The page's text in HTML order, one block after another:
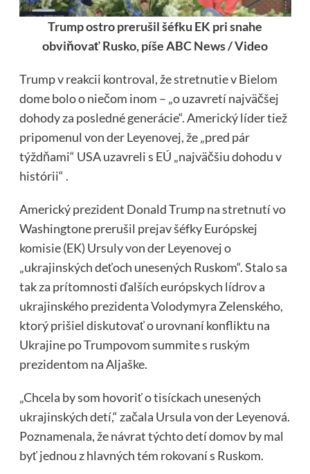
Trump ostro prerušil šéfku EK pri snahe
obviňovať Rusko, píše ABC News / Video
Trump v reakcii kontroval, že stretnutie v Bielom
dome bolo o niečom inom – „o uzavretí najväčšej
dohody za posledné generácie“. Americký líder tiež
pripomenul von der Leyenovej, že „pred pár
týždňami“ USA uzavreli s EÚ „najväčšiu dohodu v
histórii“ .
Americký prezident Donald Trump na stretnutí vo
Washingtone prerušil prejav šéfky Európskej
komisie (EK) Ursuly von der Leyenovej o
„ukrajinských deťoch unesených Ruskom“. Stalo sa
tak za prítomnosti ďalších európskych lídrov a
ukrajinského prezidenta Volodymyra Zelenského,
ktorý prišiel diskutovať o urovnaní konfliktu na
Ukrajine po Trumpovom summite s ruským
prezidentom na Aljaške.
„Chcela by som hovoriť o tisíckach unesených
ukrajinských detí,“ začala Ursula von der Leyenová.
Poznamenala, že návrat týchto detí domov by mal
byť jednou z hlavných tém rokovaní s Ruskom.